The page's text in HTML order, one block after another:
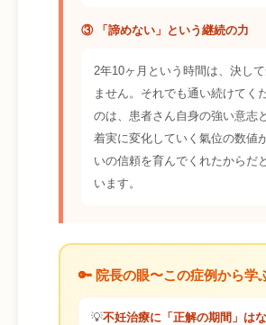
③ 「諦めない」という継続の力
2年10ヶ月という時間は、決し
ません。それでも通い続けてく
のは、患者さん自身の強い意志
着実に変化していく氣位の数値
いの信頼を育んでくれたからだ
います。
🔑 院長の眼〜この症例から学
💡不妊治療に「正解の期間」はな